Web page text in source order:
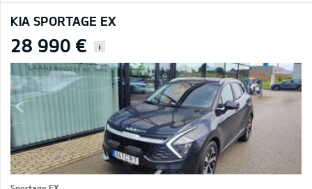
KIA SPORTAGE EX
28 990 € i